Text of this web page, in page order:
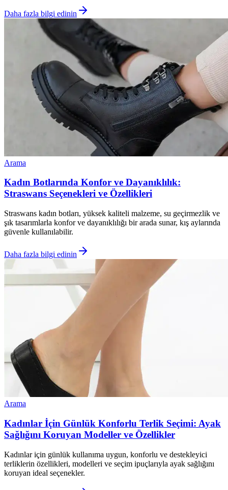
Daha fazla bilgi edinin
Arama
Kadın Botlarında Konfor ve Dayanıklılık:
Straswans Seçenekleri ve Özellikleri
Straswans kadın botları, yüksek kaliteli malzeme, su geçirmezlik ve
şık tasarımlarla konfor ve dayanıklılığı bir arada sunar, kış aylarında
güvenle kullanılabilir.
Daha fazla bilgi edinin
Arama
Kadınlar İçin Günlük Konforlu Terlik Seçimi: Ayak
Sağlığını Koruyan Modeller ve Özellikler
Kadınlar için günlük kullanıma uygun, konforlu ve destekleyici
terliklerin özellikleri, modelleri ve seçim ipuçlarıyla ayak sağlığını
koruyan ideal seçenekler.